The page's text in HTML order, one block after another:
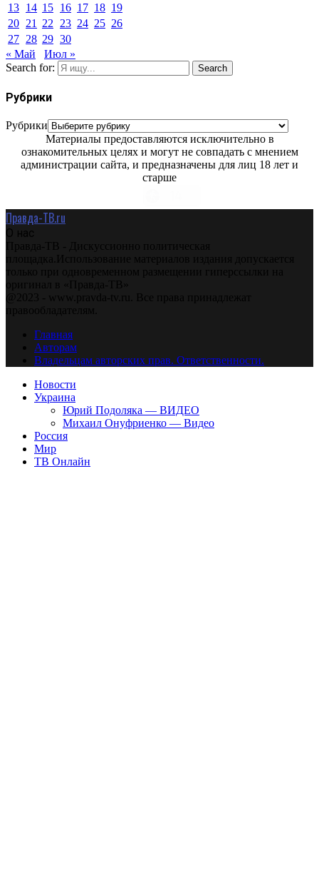
13 14 15 16 17 18 19
20 21 22 23 24 25 26
27 28 29 30
« Май
Июл »
Search for:
Search
Рубрики
Рубрики
Материалы предоставляются исключительно в
ознакомительных целях и могут не совпадать с мнением
администрации сайта, и предназначены для лиц 18 лет и
старше
Правда-ТВ.ru
О нас
Правда-ТВ - Дискуссионно политическая
площадка.Использование материалов издания допускается
только при одновременном размещении гиперссылки на
оригинал в «Правда-ТВ»
@2023 - www.pravda-tv.ru. Все права принадлежат
правообладателям.
Главная
Авторам
Владельцам авторских прав. Ответственности.
Новости
Украина
Юрий Подоляка — ВИДЕО
Михаил Онуфриенко — Видео
Россия
Мир
ТВ Онлайн